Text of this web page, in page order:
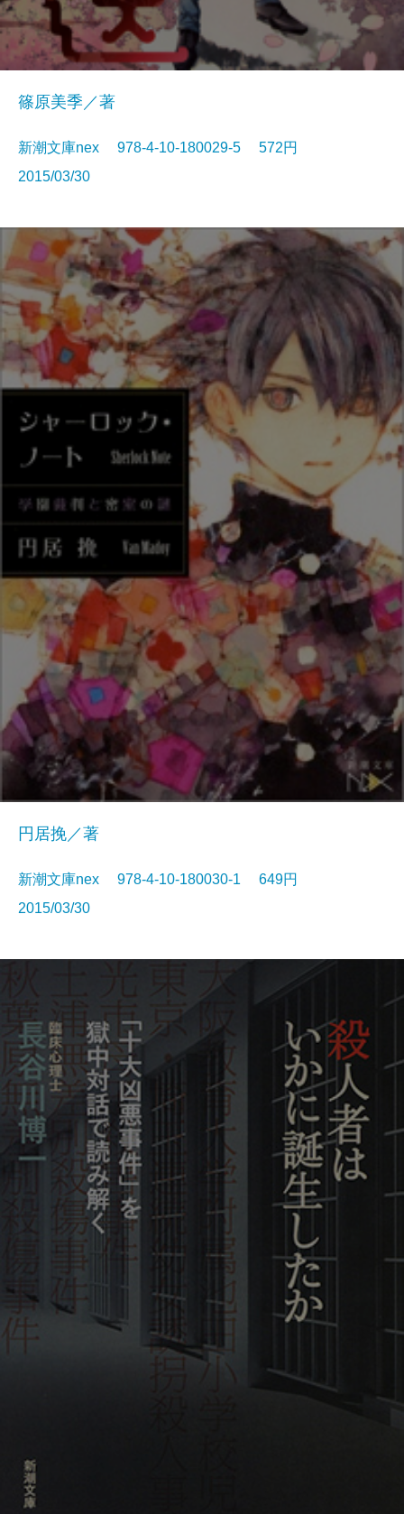
篠原美季／著
新潮文庫nex 978-4-10-180029-5 572円
2015/03/30
円居挽／著
新潮文庫nex 978-4-10-180030-1 649円
2015/03/30